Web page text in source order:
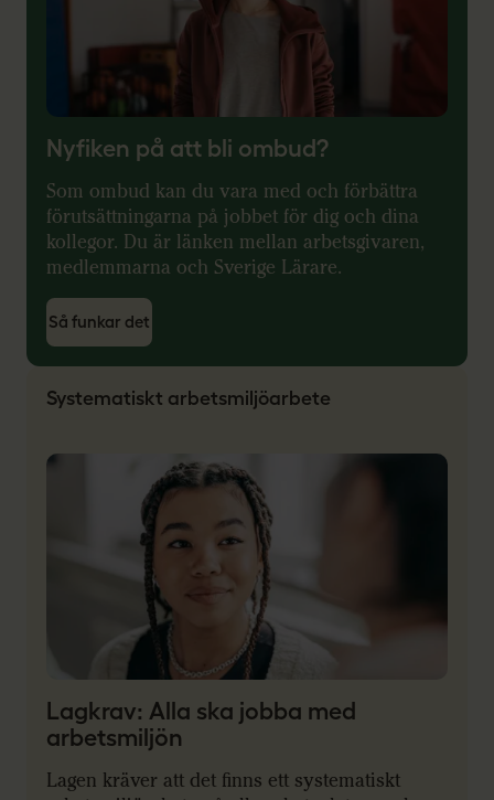
Nyfiken på att bli ombud?
Som ombud kan du vara med och förbättra
förutsättningarna på jobbet för dig och dina
kollegor. Du är länken mellan arbetsgivaren,
medlemmarna och Sverige Lärare.
Så funkar det
Systematiskt arbetsmiljöarbete
Lagkrav: Alla ska jobba med
arbetsmiljön
Lagen kräver att det finns ett systematiskt